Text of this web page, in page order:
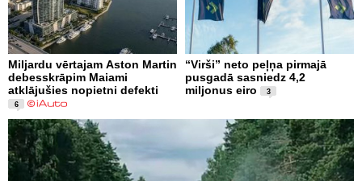
Miljardu vērtajam Aston Martin
debesskrāpim Maiami
atklājušies nopietni defekti
6
“Virši” neto peļņa pirmajā
pusgadā sasniedz 4,2
miljonus eiro
3